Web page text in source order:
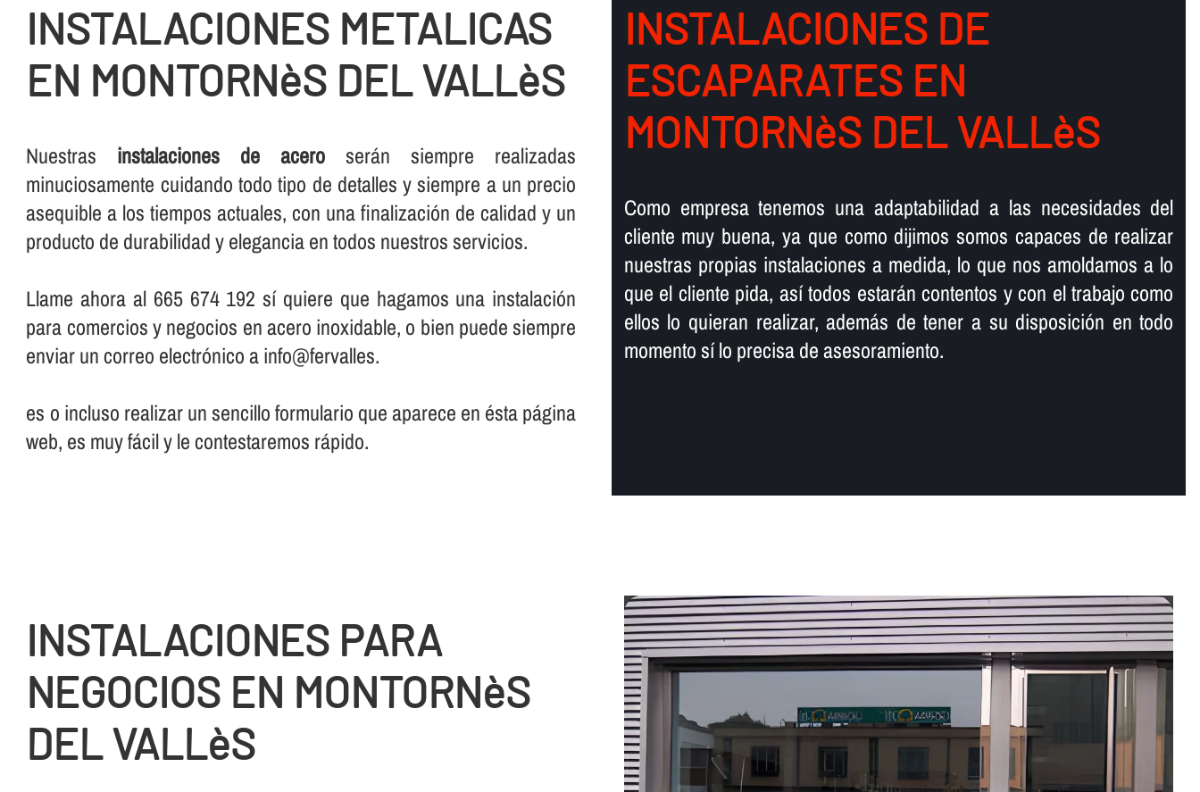
INSTALACIONES METALICAS
EN MONTORNèS DEL VALLèS
Nuestras instalaciones de acero serán siempre realizadas
minuciosamente cuidando todo tipo de detalles y siempre a un precio
asequible a los tiempos actuales, con una finalización de calidad y un
producto de durabilidad y elegancia en todos nuestros servicios.
Llame ahora al 665 674 192 sí­ quiere que hagamos una instalación
para comercios y negocios en acero inoxidable, o bien puede siempre
enviar un correo electrónico a info@fervalles.
es o incluso realizar un sencillo formulario que aparece en ésta página
web, es muy fácil y le contestaremos rápido.
INSTALACIONES DE
ESCAPARATES EN
MONTORNèS DEL VALLèS
Como empresa tenemos una adaptabilidad a las necesidades del
cliente muy buena, ya que como dijimos somos capaces de realizar
nuestras propias instalaciones a medida, lo que nos amoldamos a lo
que el cliente pida, así­ todos estarán contentos y con el trabajo como
ellos lo quieran realizar, además de tener a su disposición en todo
momento sí­ lo precisa de asesoramiento.
INSTALACIONES PARA
NEGOCIOS EN MONTORNèS
DEL VALLèS